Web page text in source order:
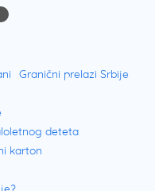
Granični prelazi Srbije
deteta
karton